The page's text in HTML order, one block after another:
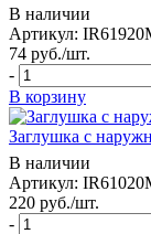
В наличии
Артикул:
74 руб./шт.
-
В корзину
Заглушка с
В наличии
Артикул:
220 руб./шт.
-